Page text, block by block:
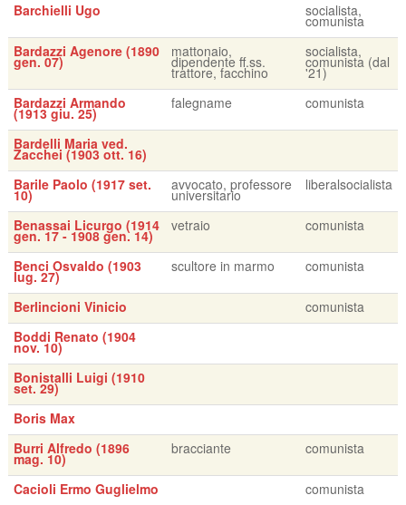
Barchielli Ugo socialista,
comunista
Bardazzi Agenore (1890
gen. 07)
mattonaio,
dipendente ff.ss.
trattore, facchino
socialista,
comunista (dal
'21)
Bardazzi Armando
(1913 giu. 25)
falegname comunista
Bardelli Maria ved.
Zacchei (1903 ott. 16)
Barile Paolo (1917 set.
10)
avvocato, professore
universitario
liberalsocialista
Benassai Licurgo (1914
gen. 17 - 1908 gen. 14)
vetraio comunista
Benci Osvaldo (1903
lug. 27)
scultore in marmo comunista
Berlincioni Vinicio
comunista
Boddi Renato (1904
nov. 10)
Bonistalli Luigi (1910
set. 29)
Boris Max
Burri Alfredo (1896
mag. 10)
bracciante comunista
Cacioli Ermo Guglielmo comunista